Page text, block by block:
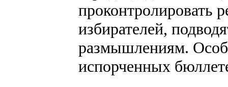
проконтролировать
избирателей,
размышлениям.
испорченных